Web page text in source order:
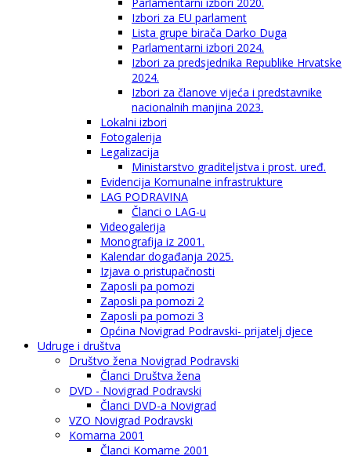
Izbori za EU parlament
Lista grupe birača Darko Duga
Parlamentarni izbori 2024.
Izbori za predsjednika Republike Hrvatske
2024.
Izbori za članove vijeća i predstavnike
nacionalnih manjina 2023.
Lokalni izbori
Fotogalerija
Legalizacija
Ministarstvo graditeljstva i prost. uređ.
Evidencija Komunalne infrastrukture
LAG PODRAVINA
Članci o LAG-u
Videogalerija
Monografija iz 2001.
Kalendar događanja 2025.
Izjava o pristupačnosti
Zaposli pa pomozi
Zaposli pa pomozi 2
Zaposli pa pomozi 3
Općina Novigrad Podravski- prijatelj djece
Udruge i društva
Društvo žena Novigrad Podravski
Članci Društva žena
DVD - Novigrad Podravski
Članci DVD-a Novigrad
VZO Novigrad Podravski
Komarna 2001
Članci Komarne 2001